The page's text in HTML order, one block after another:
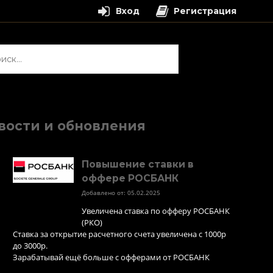
и обновления
Повышение ставки в
оффере РОСБАНК
Добавлено от: 05.02.2025
Увеличена ставка по офферу РОСБАНК
(РКО)
Ставка за открытие расчетного счета увеличена с 1000р
до 3000р.
Зарабатывай ещё больше с офферами от РОСБАНК
Вход Регистрация